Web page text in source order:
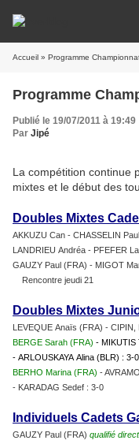
Accueil » Programme
Programme
Publié le 19/07/2011 à 19:49
Par Jipé
La compétition continue
mixtes et le début des
Doubles Mixtes
AKKUZU Can - CHASSELIN
LANDRIEU Andréa - PFEFER
GAUZY Paul (FRA) - MIGOT
Rencontre jeudi 21
Doubles Mixtes
LEVEQUE Anaïs (FRA) - CIPIN,
BERGE Sarah (FRA) - MIKUTIS
- ARLOUSKAYA Alina (BLR) : 3-0
BERHO Marina (FRA) -
- KARADAG Sedef : 3-0
Individuels Cadets
GAUZY Paul (FRA) qualifié